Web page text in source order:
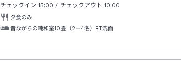
チェックイン15:00 / チェックアウト 10:00
夕食のみ
昔ながらの純和室10畳（2－4名）BT洗面